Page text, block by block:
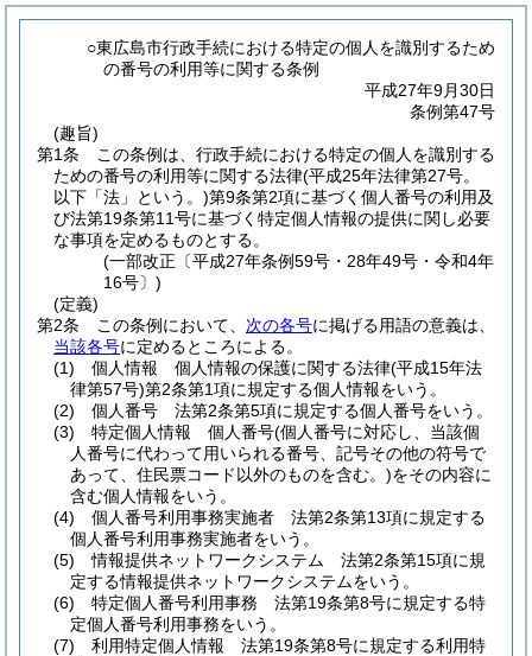
○東広島市行政手続における特定の個人を識別するため
の番号の利用等に関する条例
平成27年9月30日
条例第47号
(趣旨)
第1条
この条例は、行政手続における特定の個人を識別する
ための番号の利用等に関する法律(平成25年法律第27号。
以下「法」という。)第9条第2項に基づく個人番号の利用及
び法第19条第11号に基づく特定個人情報の提供に関し必要
な事項を定めるものとする。
(一部改正〔平成27年条例59号・28年49号・令和4年
16号〕)
(定義)
第2条
この条例において、 次の各号に掲げる用語の意義は、
当該各号に定めるところによる。
(1)
個人情報 個人情報の保護に関する法律(平成15年法
律第57号)第2条第1項に規定する個人情報をいう。
(2)
個人番号 法第2条第5項に規定する個人番号をいう。
(3)
特定個人情報 個人番号(個人番号に対応し、当該個
人番号に代わって用いられる番号、記号その他の符号で
あって、住民票コード以外のものを含む。)をその内容に
含む個人情報をいう。
(4)
個人番号利用事務実施者 法第2条第13項に規定する
個人番号利用事務実施者をいう。
(5)
情報提供ネットワークシステム 法第2条第15項に規
定する情報提供ネットワークシステムをいう。
(6)
特定個人番号利用事務 法第19条第8号に規定する特
定個人番号利用事務をいう。
(7)
利用特定個人情報 法第19条第8号に規定する利用特